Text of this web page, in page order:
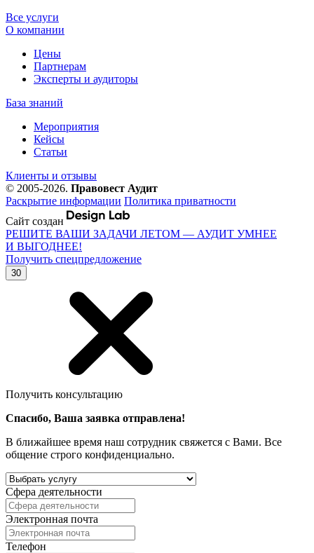
Все услуги
О компании
Цены
Партнерам
Эксперты и аудиторы
База знаний
Мероприятия
Кейсы
Статьи
Клиенты и отзывы
© 2005-2026. Правовест Аудит
Раскрытие информации Политика приватности
Сайт создан
РЕШИТЕ ВАШИ ЗАДАЧИ ЛЕТОМ — АУДИТ УМНЕЕ
И ВЫГОДНЕЕ!
Получить спецпредложение
30
Получить консультацию
Спасибо, Ваша заявка отправлена!
В ближайшее время наш сотрудник свяжется с Вами. Все
общение строго конфиденциально.
Сфера деятельности
Электронная почта
Телефон